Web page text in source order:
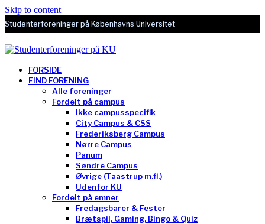
Skip to content
Studenterforeninger på Københavns Universitet
FORSIDE
FIND FORENING
Alle foreninger
Fordelt på campus
Ikke campusspecifik
City Campus & CSS
Frederiksberg Campus
Nørre Campus
Panum
Søndre Campus
Øvrige (Taastrup m.fl.)
Udenfor KU
Fordelt på emner
Fredagsbarer & Fester
Brætspil, Gaming, Bingo & Quiz